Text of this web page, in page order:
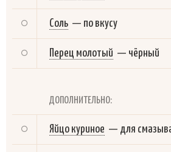
Соль — по вкусу
Перец молотый — чёрный
ДОПОЛНИТЕЛЬНО:
Яйцо куриное — для